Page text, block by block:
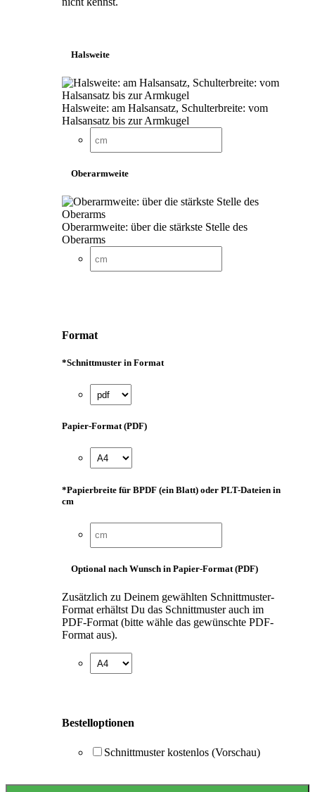
Halsweite
Halsweite: am Halsansatz, Schulterbreite: vom
Halsansatz bis zur Armkugel
Oberarmweite
Oberarmweite: über die stärkste Stelle des
Oberarms
Format
*Schnittmuster in Format
Papier-Format (PDF)
*Papierbreite für BPDF (ein Blatt) oder PLT-Dateien in
cm
Optional nach Wunsch in Papier-Format (PDF)
Zusätzlich zu Deinem gewählten Schnittmuster-
Format erhältst Du das Schnittmuster auch im
PDF-Format (bitte wähle das gewünschte PDF-
Format aus).
Bestelloptionen
Schnittmuster kostenlos (Vorschau)